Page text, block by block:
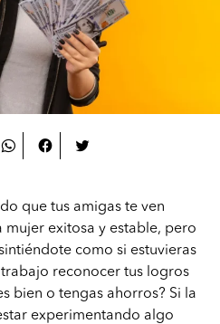
que tus amigas te ven
mujer exitosa y estable, pero
como si estuvieras
trabajo reconocer tus logros
bien o tengas ahorros? Si la
experimentando algo